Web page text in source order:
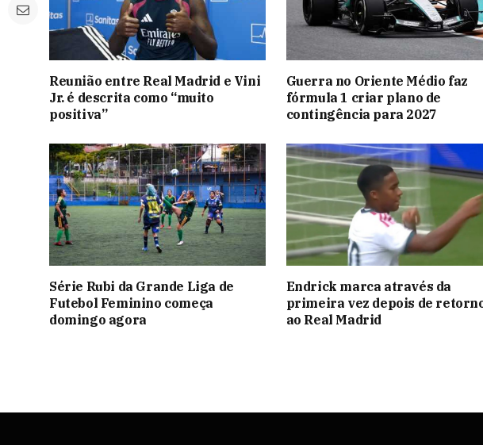
Reunião entre Real Madrid e Vini
Jr. é descrita como “muito
positiva”
Guerra no Oriente Médio faz
fórmula 1 criar plano de
contingência para 2027
Série Rubi da Grande Liga de
Futebol Feminino começa
domingo agora
Endrick marca através da
primeira vez depois de
ao Real Madrid